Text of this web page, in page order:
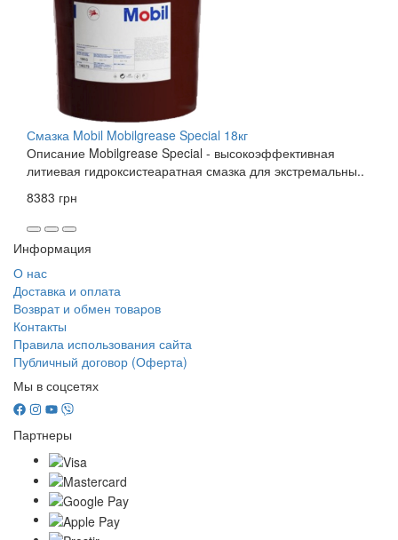
Смазка Mobil Mobilgrease Special 18кг
Описание Mobilgrease Special - высокоэффективная
литиевая гидроксистеаратная смазка для экстремальны..
8383 грн
Информация
О нас
Доставка и оплата
Возврат и обмен товаров
Контакты
Правила использования сайта
Публичный договор (Оферта)
Мы в соцсетях
Партнеры